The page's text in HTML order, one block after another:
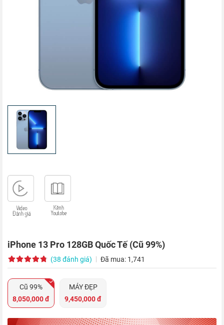
iPhone 13 Pro 128GB Quốc Tế (Cũ 99%)
(38 đánh giá) Đã mua: 1,741
Cũ 99%
8,050,000 đ
MÁY ĐẸP
9,450,000 đ